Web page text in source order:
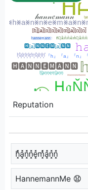
Reputation
h͓̽̾a͓̽n͓̽n͓̽e͓̽m͓̽̾a͓̽n͓̽n͓̽
HannemannMe 😧